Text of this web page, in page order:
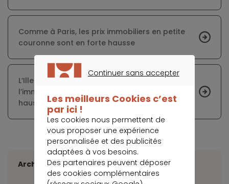
Comme à Paris, les prix immobiliers en petite
couronne sont en forte hausse
L’Ille-et-Vilaine, moteur du dynamisme de
l’immobilier rennais malgré des prix en forte
hausse
Archives
Continuer sans accepter
Les meilleurs Cookies c’est
par ici !
Les cookies nous permettent de
vous proposer une expérience
personnalisée et des publicités
adaptées à vos besoins.
Des partenaires peuvent déposer
des cookies complémentaires